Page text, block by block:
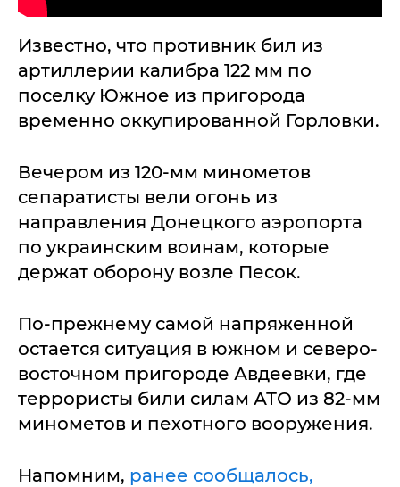
Известно, что противник бил из
артиллерии калибра 122 мм по
поселку Южное из пригорода
временно оккупированной Горловки.
Вечером из 120-мм минометов
сепаратисты вели огонь из
направления Донецкого аэропорта
по украинским воинам, которые
держат оборону возле Песок.
По-прежнему самой напряженной
остается ситуация в южном и северо-
восточном пригороде Авдеевки, где
террористы били силам АТО из 82-мм
минометов и пехотного вооружения.
Напомним, ранее сообщалось,